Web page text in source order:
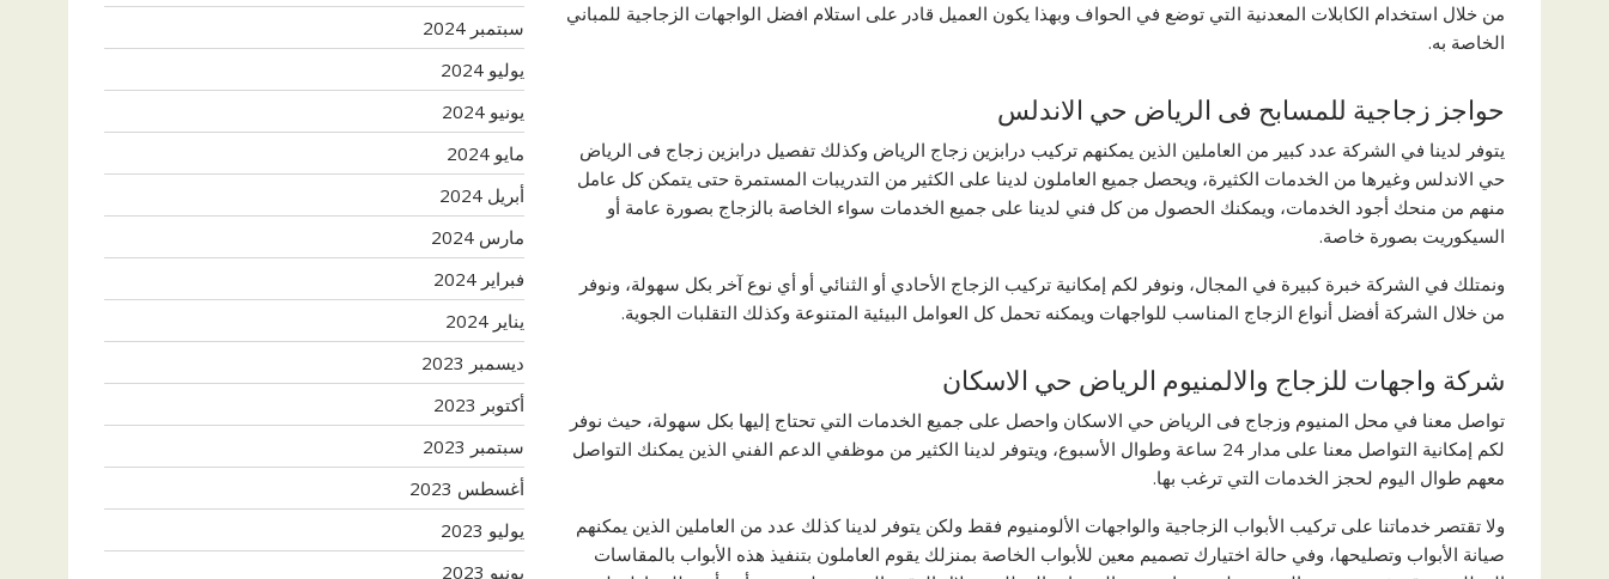
من خلال استخدام الكابلات المعدنية التي توضع في الحواف وبهذا يكون العميل قادر على استلام افضل الواجهات الزجاجية للمباني
الخاصة به.
حواجز زجاجية للمسابح فى الرياض حي الاندلس
يتوفر لدينا في الشركة عدد كبير من العاملين الذين يمكنهم تركيب درابزين زجاج الرياض وكذلك تفصيل درابزين زجاج فى الرياض
حي الاندلس وغيرها من الخدمات الكثيرة، ويحصل جميع العاملون لدينا على الكثير من التدريبات المستمرة حتى يتمكن كل عامل
منهم من منحك أجود الخدمات، ويمكنك الحصول من كل فني لدينا على جميع الخدمات سواء الخاصة بالزجاج بصورة عامة أو
السيكوريت بصورة خاصة.
ونمتلك في الشركة خبرة كبيرة في المجال، ونوفر لكم إمكانية تركيب الزجاج الأحادي أو الثنائي أو أي نوع آخر بكل سهولة، ونوفر
من خلال الشركة أفضل أنواع الزجاج المناسب للواجهات ويمكنه تحمل كل العوامل البيئية المتنوعة وكذلك التقلبات الجوية.
شركة واجهات للزجاج والالمنيوم الرياض حي الاسكان
تواصل معنا في محل المنيوم وزجاج فى الرياض حي الاسكان واحصل على جميع الخدمات التي تحتاج إليها بكل سهولة، حيث نوفر
لكم إمكانية التواصل معنا على مدار 24 ساعة وطوال الأسبوع، ويتوفر لدينا الكثير من موظفي الدعم الفني الذين يمكنك التواصل
معهم طوال اليوم لحجز الخدمات التي ترغب بها.
ولا تقتصر خدماتنا على تركيب الأبواب الزجاجية والواجهات الألومنيوم فقط ولكن يتوفر لدينا كذلك عدد من العاملين الذين يمكنهم
صيانة الأبواب وتصليحها، وفي حالة اختيارك تصميم معين للأبواب الخاصة بمنزلك يقوم العاملون بتنفيذ هذه الأبواب بالمقاسات
سبتمبر 2024
يوليو 2024
يونيو 2024
مايو 2024
أبريل 2024
مارس 2024
فبراير 2024
يناير 2024
ديسمبر 2023
أكتوبر 2023
سبتمبر 2023
أغسطس 2023
يوليو 2023
يونيو 2023